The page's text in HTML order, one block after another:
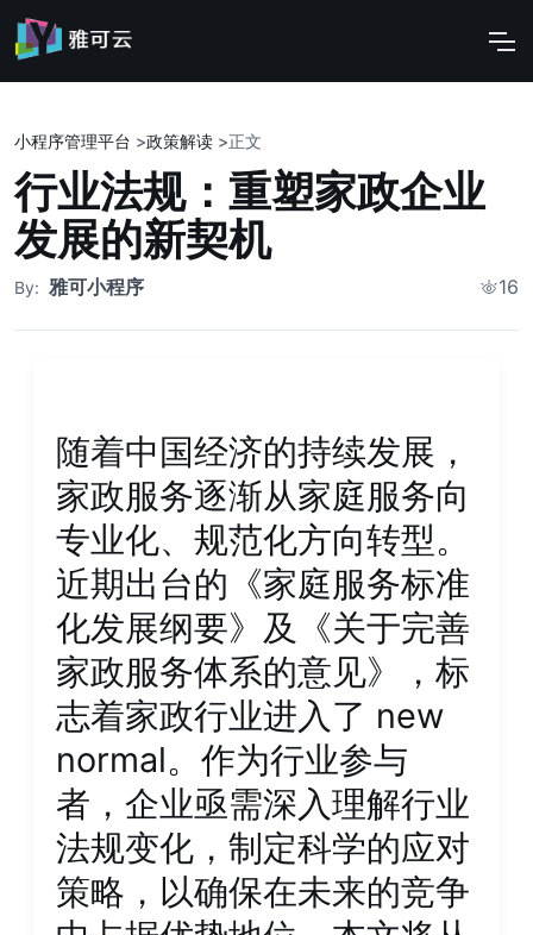
小程序管理平台 >政策解读 >正文
行业法规：重塑家政企业
发展的新契机
By: 雅可小程序 16
随着中国经济的持续发展，
家政服务逐渐从家庭服务向
专业化、规范化方向转型。
近期出台的《家庭服务标准
化发展纲要》及《关于完善
家政服务体系的意见》，标
志着家政行业进入了 new
normal。作为行业参与
者，企业亟需深入理解行业
法规变化，制定科学的应对
策略，以确保在未来的竞争